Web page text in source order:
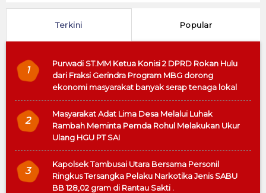
Terkini Popular
1
Purwadi ST.MM Ketua Konisi 2 DPRD Rokan Hulu
dari Fraksi Gerindra Program MBG dorong
ekonomi masyarakat banyak serap tenaga lokal
2
Masyarakat Adat Lima Desa Melalui Luhak
Rambah Meminta Pemda Rohul Melakukan Ukur
Ulang HGU PT SAI
3
Kapolsek Tambusai Utara Bersama Personil
Ringkus Tersangka Pelaku Narkotika Jenis SABU
BB 128,02 gram di Rantau Sakti .